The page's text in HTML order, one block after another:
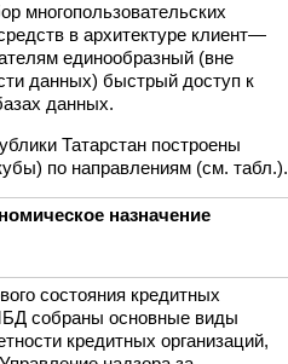
многопользовательских
в архитектуре клиент—
единообразный (вне
данных) быстрый доступ к
данных.
Татарстан построены
по направлениям (см. табл.).
назначение
состояния кредитных
собраны основные виды
кредитных организаций,